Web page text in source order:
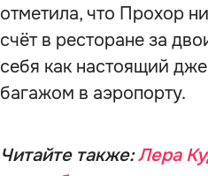
отметила, что Прохор
счёт в ресторане за
себя как настоящий
багажом в аэропорту.
Читайте также:Лера